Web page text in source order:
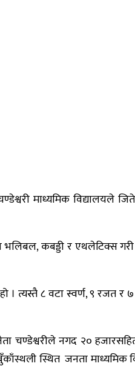
माध्यमिक विद्यालयले
कबड्डी र एथलेटिक्स गरी
। त्यस्तै ८ वटा स्वर्ण, ९ रजत
चण्डेश्वरीले नगद २०
स्थित जनता माध्यमिक